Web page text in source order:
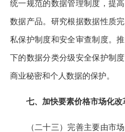
统一规范的数据管理制度，提
数据产品。研究根据数据性质
私保护制度和安全审查制度。
下的数据分类分级安全保护制
商业秘密和个人数据的保护。
七、加快要素价格市场化改
（二十三）完善主要由市场